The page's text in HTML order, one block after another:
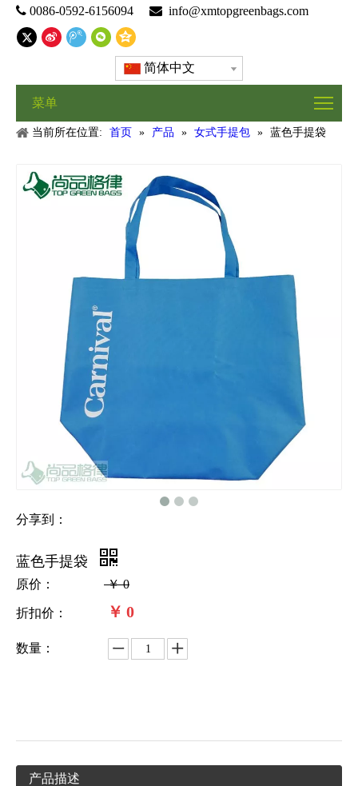
 0086-0592-6156094  info@xmtopgreenbags.com
简体中文
菜单
当前所在位置: 首页 » 产品 » 女式手提包 » 蓝色手提袋
分享到：
蓝色手提袋
原价： ￥ 0
折扣价： ￥ 0
数量：
产品描述